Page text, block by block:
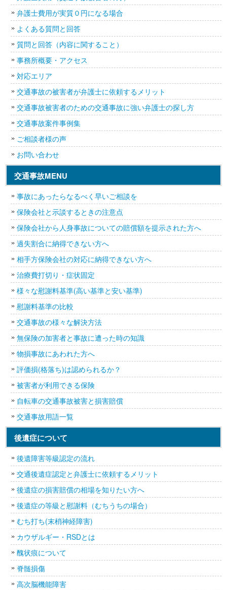
弁護士費用が実質０円になる場合
よくある質問と回答
質問と回答（内容に関すること）
事務所概要・アクセス
対応エリア
交通事故の被害者が弁護士に依頼するメリット
交通事故被害者のための交通事故に強い弁護士の探し方
交通事故案件事例集
ご相談者様の声
お問い合わせ
交通事故MENU
事故にあったらなるべく早いご相談を
保険会社と示談するときの注意点
保険会社から人身事故についての賠償額を提示された方へ
過失割合に納得できない方へ
相手方保険会社の対応に納得できない方へ
治療費打切り・症状固定
様々な慰謝料基準(高い基準と安い基準)
慰謝料基準の比較
交通事故の様々な解決方法
無保険の加害者と事故に遭った時の知識
物損事故にあわれた方へ
評価損(格落ち)は認められるか？
被害者が利用できる保険
自転車の交通事故被害と損害賠償
交通事故用語一覧
後遺症について
後遺障害等級認定の流れ
交通後遺症認定と弁護士に依頼するメリット
後遺症の損害賠償の相場を知りたい方へ
後遺症の等級と慰謝料（むちうちの場合）
むち打ち(末梢神経障害)
カウザルギー・RSDとは
醜状痕について
脊髄損傷
高次脳機能障害